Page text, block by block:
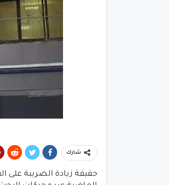
شارك
حقيقة زيادة الضريبة على